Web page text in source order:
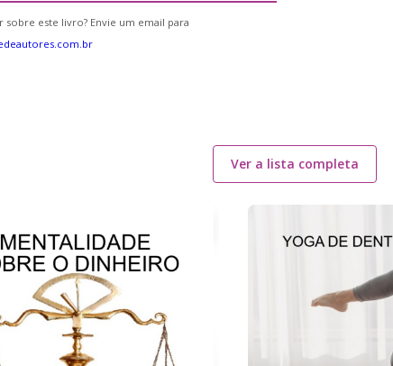
sobre este livro? Envie um email para
Ver a lista completa